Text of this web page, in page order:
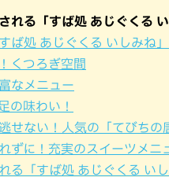
れる「すば処 あじぐくる い
ば処 あじぐくる いしみね」
くつろぎ空間
なメニュー
の味わい！
せない！人気の「てびちの
ずに！充実のスイーツメニ
る「すば処 あじぐくる いし